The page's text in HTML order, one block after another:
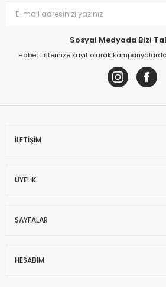
Sosyal Medyada Bizi
Haber listemize kayıt olarak
İLETİŞİM
ÜYELİK
SAYFALAR
HESABIM